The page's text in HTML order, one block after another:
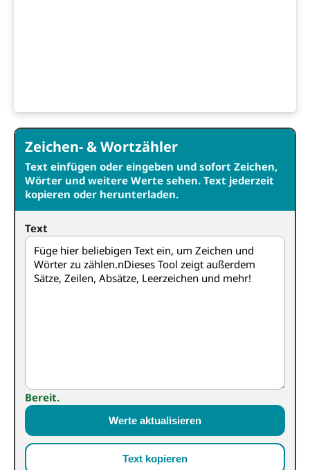
Zeichen- & Wortzähler
Text einfügen oder eingeben und sofort Zeichen,
Wörter und weitere Werte sehen. Text jederzeit
kopieren oder herunterladen.
Text
Bereit.
Werte aktualisieren
Text kopieren